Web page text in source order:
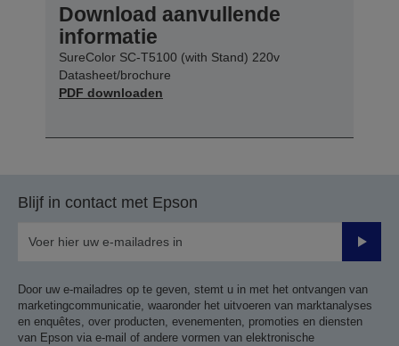
Download aanvullende
informatie
SureColor SC-T5100 (with Stand) 220v
Datasheet/brochure
PDF downloaden
Blijf in contact met Epson
Door uw e-mailadres op te geven, stemt u in met het ontvangen van
marketingcommunicatie, waaronder het uitvoeren van marktanalyses
en enquêtes, over producten, evenementen, promoties en diensten
van Epson via e-mail of andere vormen van elektronische